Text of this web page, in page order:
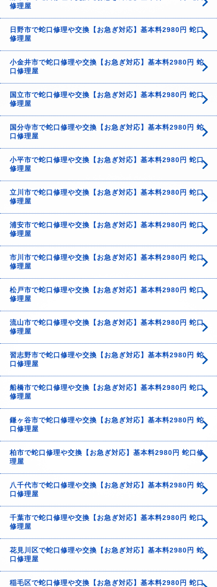
修理屋
日野市で蛇口修理や交換【お急ぎ対応】基本料2980円 蛇口
修理屋
小金井市で蛇口修理や交換【お急ぎ対応】基本料2980円 蛇
口修理屋
国立市で蛇口修理や交換【お急ぎ対応】基本料2980円 蛇口
修理屋
国分寺市で蛇口修理や交換【お急ぎ対応】基本料2980円 蛇
口修理屋
小平市で蛇口修理や交換【お急ぎ対応】基本料2980円 蛇口
修理屋
立川市で蛇口修理や交換【お急ぎ対応】基本料2980円 蛇口
修理屋
浦安市で蛇口修理や交換【お急ぎ対応】基本料2980円 蛇口
修理屋
市川市で蛇口修理や交換【お急ぎ対応】基本料2980円 蛇口
修理屋
松戸市で蛇口修理や交換【お急ぎ対応】基本料2980円 蛇口
修理屋
流山市で蛇口修理や交換【お急ぎ対応】基本料2980円 蛇口
修理屋
習志野市で蛇口修理や交換【お急ぎ対応】基本料2980円 蛇
口修理屋
船橋市で蛇口修理や交換【お急ぎ対応】基本料2980円 蛇口
修理屋
鎌ヶ谷市で蛇口修理や交換【お急ぎ対応】基本料2980円 蛇
口修理屋
柏市で蛇口修理や交換【お急ぎ対応】基本料2980円 蛇口修
理屋
八千代市で蛇口修理や交換【お急ぎ対応】基本料2980円 蛇
口修理屋
千葉市で蛇口修理や交換【お急ぎ対応】基本料2980円 蛇口
修理屋
花見川区で蛇口修理や交換【お急ぎ対応】基本料2980円 蛇
口修理屋
稲毛区で蛇口修理や交換【お急ぎ対応】基本料2980円 蛇口